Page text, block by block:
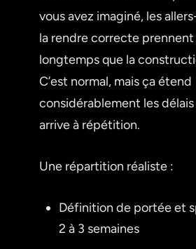
vous avez imaginé, les
la rendre correcte
longtemps que la
C’est normal, mais ça étend
considérablement les
arrive à répétition.
Une répartition réaliste :
Définition de portée et
2 à 3 semaines